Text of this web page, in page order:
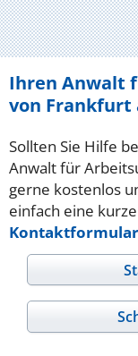
Ihren Anwalt
von Frankfurt
Sollten Sie Hilfe
Anwalt für
gerne kostenlos
einfach eine
Kontaktformular